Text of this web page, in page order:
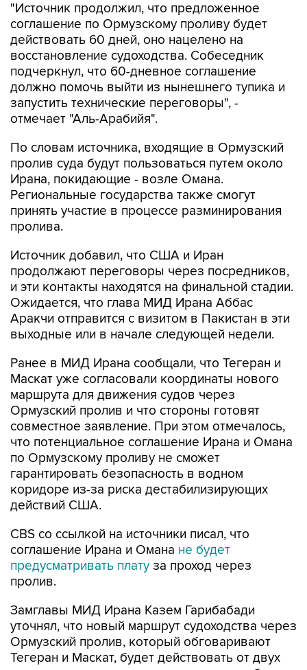
"Источник продолжил, что предложенное
соглашение по Ормузскому проливу будет
действовать 60 дней, оно нацелено на
восстановление судоходства. Собеседник
подчеркнул, что 60-дневное соглашение
должно помочь выйти из нынешнего тупика и
запустить технические переговоры", -
отмечает "Аль-Арабийя".
По словам источника, входящие в Ормузский
пролив суда будут пользоваться путем около
Ирана, покидающие - возле Омана.
Региональные государства также смогут
принять участие в процессе разминирования
пролива.
Источник добавил, что США и Иран
продолжают переговоры через посредников,
и эти контакты находятся на финальной стадии.
Ожидается, что глава МИД Ирана Аббас
Аракчи отправится с визитом в Пакистан в эти
выходные или в начале следующей недели.
Ранее в МИД Ирана сообщали, что Тегеран и
Маскат уже согласовали координаты нового
маршрута для движения судов через
Ормузский пролив и что стороны готовят
совместное заявление. При этом отмечалось,
что потенциальное соглашение Ирана и Омана
по Ормузскому проливу не сможет
гарантировать безопасность в водном
коридоре из-за риска дестабилизирующих
действий США.
CBS со ссылкой на источники писал, что
соглашение Ирана и Омана не будет
предусматривать плату за проход через
пролив.
Замглавы МИД Ирана Казем Гарибабади
уточнял, что новый маршрут судоходства через
Ормузский пролив, который обговаривают
Тегеран и Маскат, будет действовать от двух